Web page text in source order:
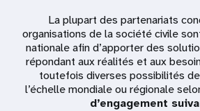
La plupart des partenariats
organisations de la société civile
nationale afin d’apporter des
répondant aux réalités et aux
toutefois diverses possibilités
l’échelle mondiale ou régionale
d’engagement